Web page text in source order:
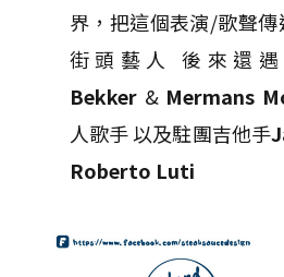
界，把這個表演/歌聲
街頭藝人 後來還遇
Bekker & Mermans
人歌手以及駐團吉他手
Roberto Luti